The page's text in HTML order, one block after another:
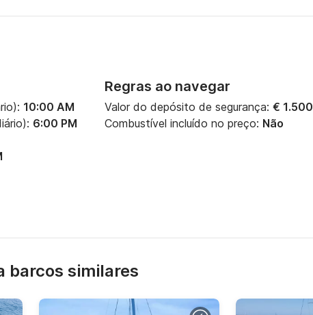
10:00 AM
6:00 PM
Regras ao navegar
Valor do depósito de segurança: € 1.500
Combustível incluído no preço: Não
barcos similares